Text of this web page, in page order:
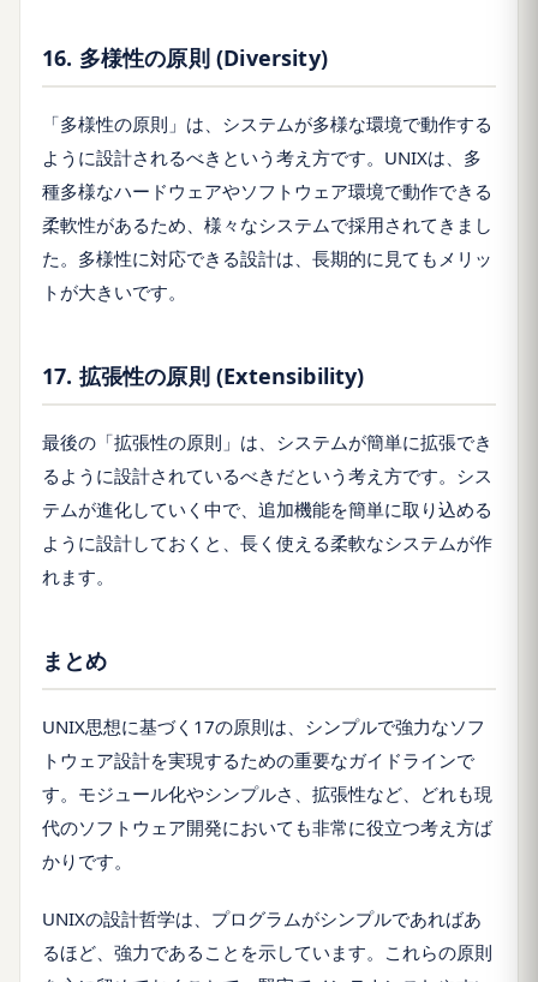
16. 多様性の原則 (Diversity)
「多様性の原則」は、システムが多様な環境で動作する
ように設計されるべきという考え方です。UNIXは、多
種多様なハードウェアやソフトウェア環境で動作できる
柔軟性があるため、様々なシステムで採用されてきまし
た。多様性に対応できる設計は、長期的に見てもメリッ
トが大きいです。
17. 拡張性の原則 (Extensibility)
最後の「拡張性の原則」は、システムが簡単に拡張でき
るように設計されているべきだという考え方です。シス
テムが進化していく中で、追加機能を簡単に取り込める
ように設計しておくと、長く使える柔軟なシステムが作
れます。
まとめ
UNIX思想に基づく17の原則は、シンプルで強力なソフ
トウェア設計を実現するための重要なガイドラインで
す。モジュール化やシンプルさ、拡張性など、どれも現
代のソフトウェア開発においても非常に役立つ考え方ば
かりです。
UNIXの設計哲学は、プログラムがシンプルであればあ
るほど、強力であることを示しています。これらの原則